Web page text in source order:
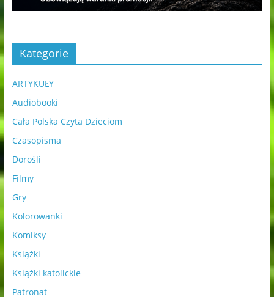
Kategorie
ARTYKUŁY
Audiobooki
Cała Polska Czyta Dzieciom
Czasopisma
Dorośli
Filmy
Gry
Kolorowanki
Komiksy
Książki
Książki katolickie
Patronat